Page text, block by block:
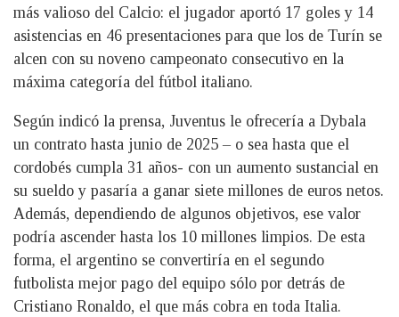
más valioso del Calcio: el jugador aportó 17 goles y 14
asistencias en 46 presentaciones para que los de Turín se
alcen con su noveno campeonato consecutivo en la
máxima categoría del fútbol italiano.
Según indicó la prensa, Juventus le ofrecería a Dybala
un contrato hasta junio de 2025 – o sea hasta que el
cordobés cumpla 31 años- con un aumento sustancial en
su sueldo y pasaría a ganar siete millones de euros netos.
Además, dependiendo de algunos objetivos, ese valor
podría ascender hasta los 10 millones limpios. De esta
forma, el argentino se convertiría en el segundo
futbolista mejor pago del equipo sólo por detrás de
Cristiano Ronaldo, el que más cobra en toda Italia.